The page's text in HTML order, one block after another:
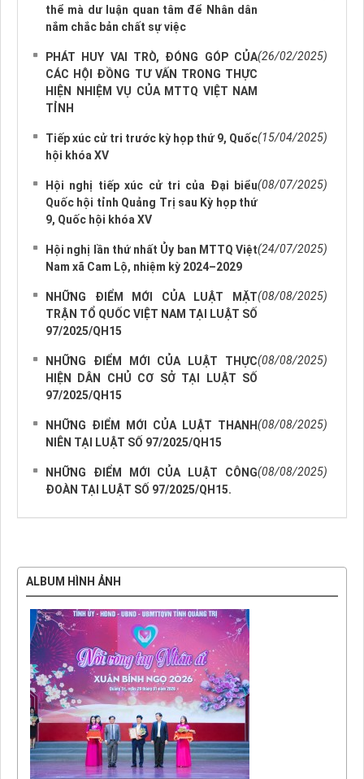
thể mà dư luận quan tâm để Nhân dân
nắm chắc bản chất sự việc
PHÁT HUY VAI TRÒ, ĐÓNG GÓP CỦA
CÁC HỘI ĐỒNG TƯ VẤN TRONG THỰC
HIỆN NHIỆM VỤ CỦA MTTQ VIỆT NAM
TỈNH
(26/02/2025)
Tiếp xúc cử tri trước kỳ họp thứ 9, Quốc
hội khóa XV
(15/04/2025)
Hội nghị tiếp xúc cử tri của Đại biểu
Quốc hội tỉnh Quảng Trị sau Kỳ họp thứ
9, Quốc hội khóa XV
(08/07/2025)
Hội nghị lần thứ nhất Ủy ban MTTQ Việt
Nam xã Cam Lộ, nhiệm kỳ 2024–2029
(24/07/2025)
NHỮNG ĐIỂM MỚI CỦA LUẬT MẶT
TRẬN TỔ QUỐC VIỆT NAM TẠI LUẬT SỐ
97/2025/QH15
(08/08/2025)
NHỮNG ĐIỂM MỚI CỦA LUẬT THỰC
HIỆN DÂN CHỦ CƠ SỞ TẠI LUẬT SỐ
97/2025/QH15
(08/08/2025)
NHỮNG ĐIỂM MỚI CỦA LUẬT THANH
NIÊN TẠI LUẬT SỐ 97/2025/QH15
(08/08/2025)
NHỮNG ĐIỂM MỚI CỦA LUẬT CÔNG
ĐOÀN TẠI LUẬT SỐ 97/2025/QH15.
(08/08/2025)
ALBUM HÌNH ẢNH